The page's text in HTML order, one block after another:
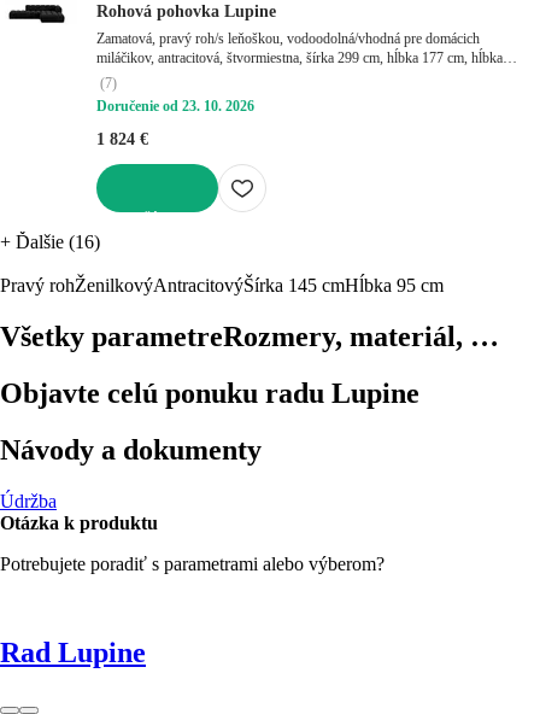
Rohová pohovka Lupine
Zamatová, pravý roh/s leňoškou, vodoodolná/vhodná pre domácich
miláčikov, antracitová, štvormiestna, šírka 299 cm, hĺbka 177 cm, hĺbka
sedadla 68 cm
(7)
Doručenie od 23. 10. 2026
1 824 €
+ Ďalšie (16)
Pravý rohŽenilkovýAntracitovýŠírka 145 cmHĺbka 95 cm
Všetky parametreRozmery, materiál, …
Objavte celú ponuku radu Lupine
Návody a dokumenty
Údržba
Otázka k produktu
Potrebujete poradiť s parametrami alebo výberom?
Rad Lupine